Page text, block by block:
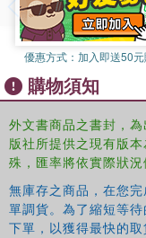
優惠方式： 加入即送50
購物須知
外文書商品之書封，
版社所提供之現有版
殊，匯率將依實際狀況
無庫存之商品，在您
單調貨。為了縮短等
下單，以獲得最快的